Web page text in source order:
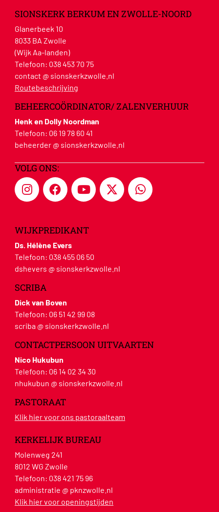
SIONSKERK BERKUM EN ZWOLLE-NOORD
Glanerbeek 10
8033 BA Zwolle
(Wijk Aa-landen)
Telefoon: 038 453 70 75
contact @ sionskerkzwolle.nl
Routebeschrijving
BEHEERCOÖRDINATOR/ ZALENVERHUUR
Henk en Dolly Noordman
Telefoon: 06 19 78 60 41
beheerder @ sionskerkzwolle.nl
VOLG ONS:
WIJKPREDIKANT
Ds. Hélène Evers
Telefoon: 038 455 06 50
dshevers @ sionskerkzwolle.nl
SCRIBA
Dick van Boven
Telefoon: 06 51 42 99 08
scriba @ sionskerkzwolle.nl
CONTACTPERSOON UITVAARTEN
Nico Hukubun
Telefoon: 06 14 02 34 30
nhukubun @ sionskerkzwolle.nl
PASTORAAT
Klik hier voor ons pastoraalteam
KERKELIJK BUREAU
Molenweg 241
8012 WG Zwolle
Telefoon: 038 421 75 96
administratie @ pknzwolle.nl
Klik hier voor openingstijden